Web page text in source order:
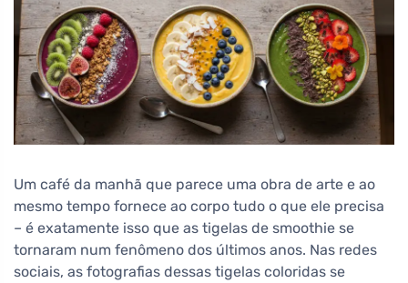
Um café da manhã que parece uma obra de arte e ao
mesmo tempo fornece ao corpo tudo o que ele precisa
– é exatamente isso que as tigelas de smoothie se
tornaram num fenômeno dos últimos anos. Nas redes
sociais, as fotografias dessas tigelas coloridas se